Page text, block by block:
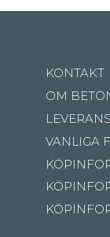
KONTAKT
OM
VANLIGA